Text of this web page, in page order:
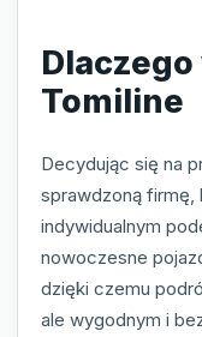
Tomiline
Decydując się na
sprawdzoną firmę,
indywidualnym
nowoczesne
dzięki czemu
ale wygodnym i